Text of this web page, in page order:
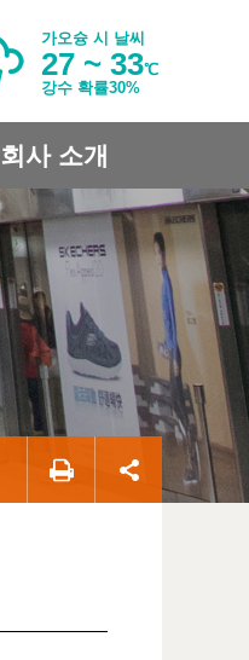
가오슝 시 날씨
27 ~ 33℃
강수 확률30%
회사 소개